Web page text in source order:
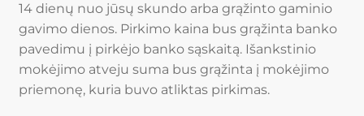
14 dienų nuo jūsų skundo arba grąžinto gaminio
gavimo dienos. Pirkimo kaina bus grąžinta banko
pavedimu į pirkėjo banko sąskaitą. Išankstinio
mokėjimo atveju suma bus grąžinta į mokėjimo
priemonę, kuria buvo atliktas pirkimas.